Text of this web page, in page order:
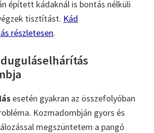
épített kádaknál is bontás nélküli
tisztítást. Kád
részletesen.
esetén gyakran az összefolyóban
Kozmadombján gyors és
megszüntetem a pangó